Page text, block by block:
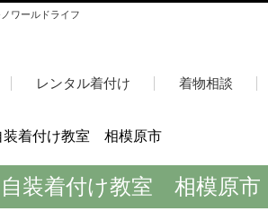
ワールドライフ
レンタル着付け 着物相談
装着付け教室 相模原市
装着付け教室 相模原市